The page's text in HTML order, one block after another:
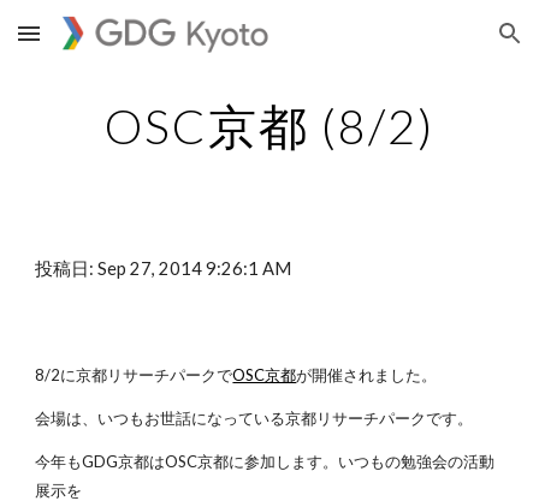
Skip to main content Skip to navigation
OSC京都 (8/2)
投稿日: Sep 27, 2014 9:26:1 AM
8/2に京都リサーチパークでOSC京都が開催されました。
会場は、いつもお世話になっている京都リサーチパークです。
今年もGDG京都はOSC京都に参加します。いつもの勉強会の活動
展示を